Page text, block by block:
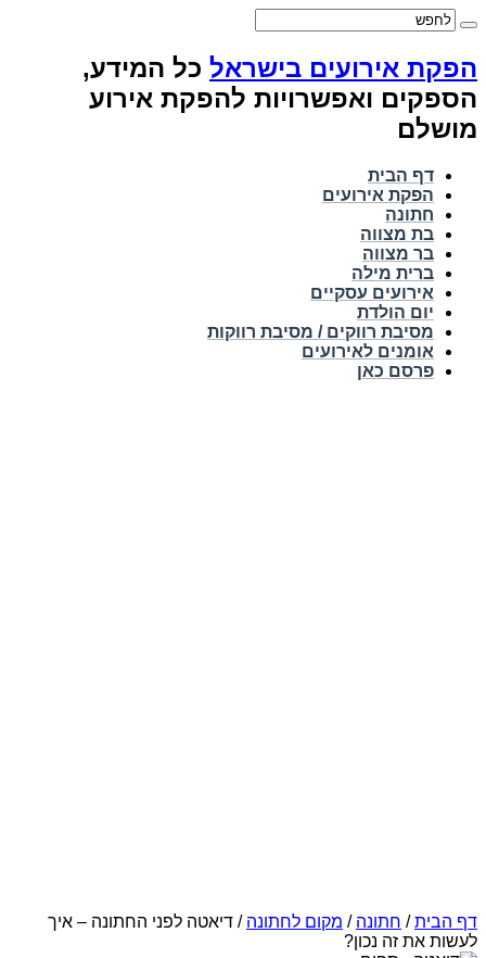
הפקת אירועים בישראל כל המידע,
הספקים ואפשרויות להפקת אירוע
מושלם
דף הבית
הפקת אירועים
חתונה
בת מצווה
בר מצווה
ברית מילה
אירועים עסקיים
יום הולדת
מסיבת רווקים / מסיבת רווקות
אומנים לאירועים
פרסם כאן
דף הבית / חתונה / מקום לחתונה / דיאטה לפני החתונה – איך
לעשות את זה נכון?